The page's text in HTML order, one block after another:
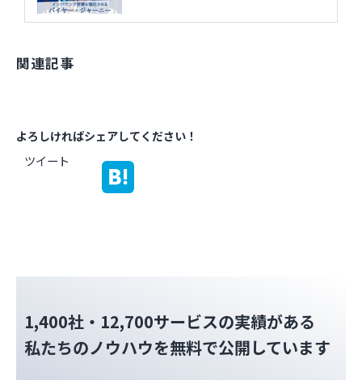
関連記事
よろしければシェアしてください！
ツイート
1,400社・12,700サービスの実績がある
私たちのノウハウを無料で公開しています